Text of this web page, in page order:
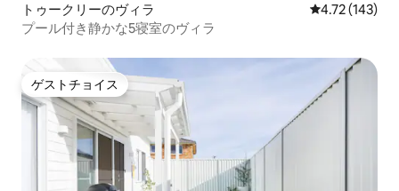
トゥークリーのヴィラ レビュー143
4.72 (143)
プール付き静かな5寝室のヴィラ
ゲストチョイス
ゲストチョイス